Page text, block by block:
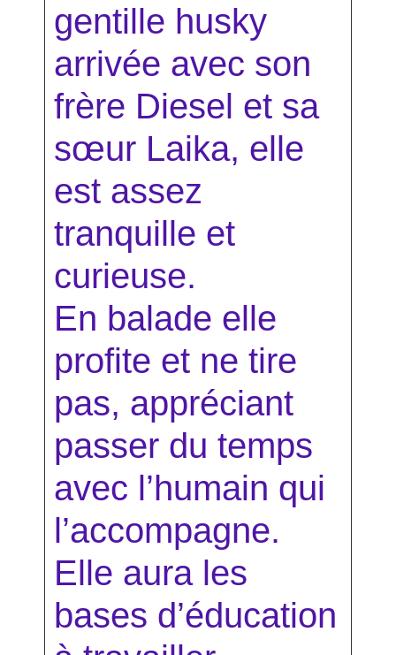
gentille husky
arrivée avec son
frère Diesel et sa
sœur Laika, elle
est assez
tranquille et
curieuse.
En balade elle
profite et ne tire
pas, appréciant
passer du temps
avec l’humain qui
l’accompagne.
Elle aura les
bases d’éducation